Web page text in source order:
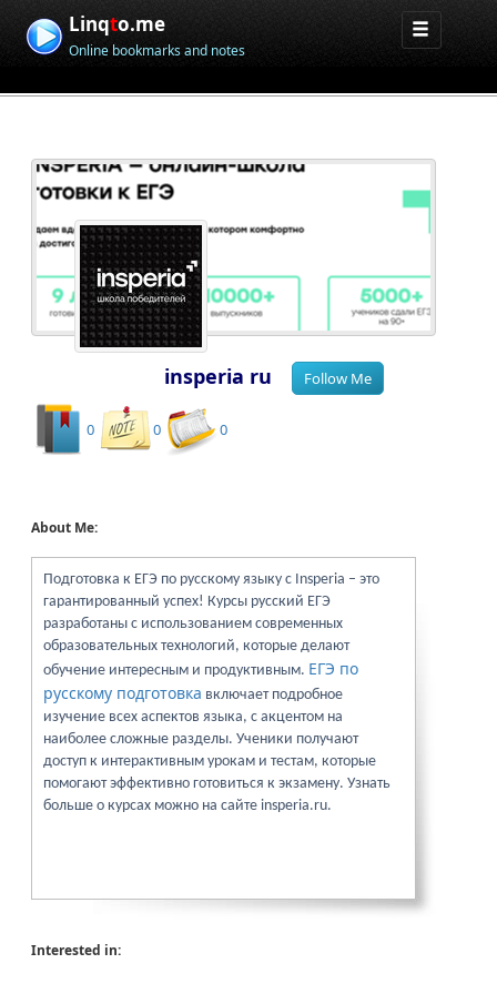
Linqto.me
Online bookmarks and notes
insperia ru
0 0 0
About Me:
Подготовка к ЕГЭ по русскому языку с Insperia – это
гарантированный успех! Курсы русский ЕГЭ
разработаны с использованием современных
образовательных технологий, которые делают
обучение интересным и продуктивным. ЕГЭ по
русскому подготовка включает подробное
изучение всех аспектов языка, с акцентом на
наиболее сложные разделы. Ученики получают
доступ к интерактивным урокам и тестам, которые
помогают эффективно готовиться к экзамену. Узнать
больше о курсах можно на сайте insperia.ru.
Interested in: